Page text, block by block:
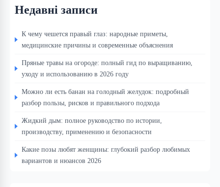
Недавні записи
К чему чешется правый глаз: народные приметы,
медицинские причины и современные объяснения
Пряные травы на огороде: полный гид по выращиванию,
уходу и использованию в 2026 году
Можно ли есть банан на голодный желудок: подробный
разбор пользы, рисков и правильного подхода
Жидкий дым: полное руководство по истории,
производству, применению и безопасности
Какие позы любят женщины: глубокий разбор любимых
вариантов и нюансов 2026